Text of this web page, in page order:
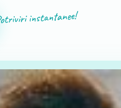
instantanee!